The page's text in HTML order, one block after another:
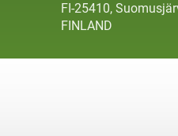
FI-25410,
FINLAND